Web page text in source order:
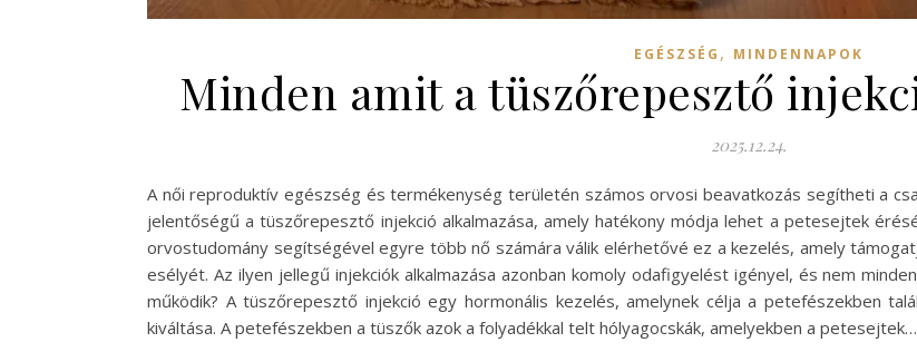
EGÉSZSÉG , MINDENNAPOK
Minden amit a tüszőrepesztő
2025.12.24.
A női reproduktív egészség és termékenység területén számos orvosi beavatkozás segítheti a
jelentőségű a tüszőrepesztő injekció alkalmazása, amely hatékony módja lehet a petesejtek
orvostudomány segítségével egyre több nő számára válik elérhetővé ez a kezelés, amely
esélyét. Az ilyen jellegű injekciók alkalmazása azonban komoly odafigyelést igényel, és nem
működik? A tüszőrepesztő injekció egy hormonális kezelés, amelynek célja a petefészekben
kiváltása. A petefészekben a tüszők azok a folyadékkal telt hólyagocskák, amelyekben a petesejtek…